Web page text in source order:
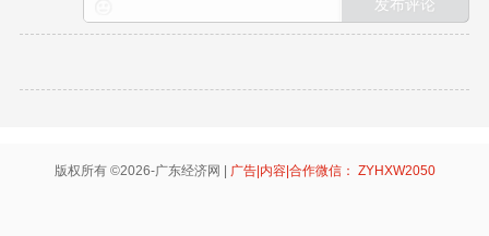
版权所有 ©2026-广东经济网 | 广告|内容|合作微信： ZYHXW2050